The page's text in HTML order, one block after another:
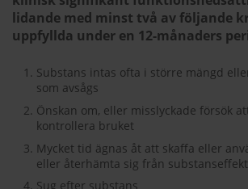
lidande med minst två av följande
uppfyllda under en 12-månaders
Substans intas ofta i större mängd
som avsågs
Önskan om, eller misslyckade försök
kontrollera bruket
Mycket tid ägnas åt att skaffa eller
eller återhämta sig från
Sug efter substans